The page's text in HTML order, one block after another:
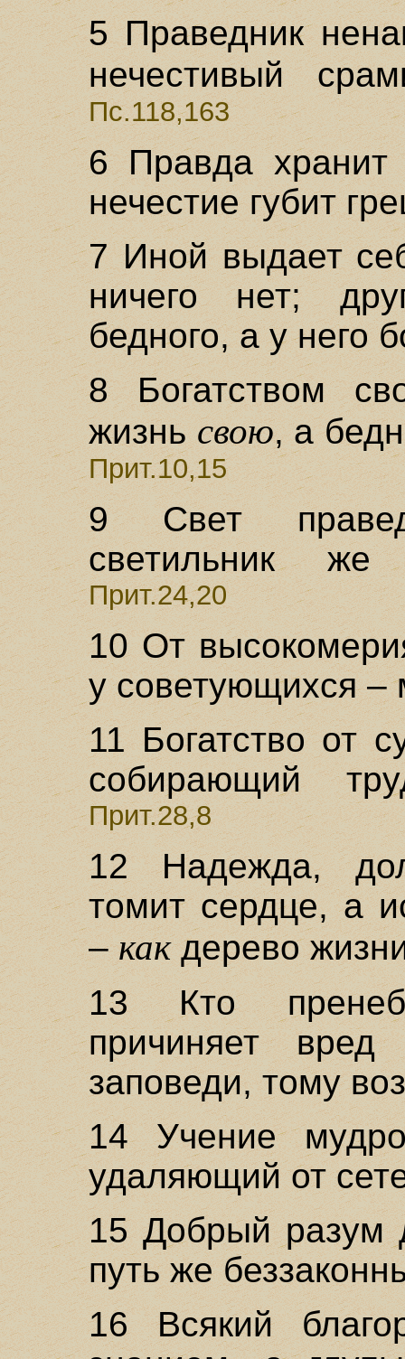
5 Праведник
нечестивый
Пс.118,163
6 Правда хранит
нечестие губит
7 Иной выдает
ничего нет;
бедного, а у него
8 Богатством
жизньсвою, а
Прит.10,15
9 Свет
светильник же
Прит.24,20
10 От
у советующихся –
11 Богатство от
собирающий
Прит.28,8
12 Надежда,
томит сердце, а
–какдерево
13 Кто
причиняет
заповеди, тому
14 Учение
удаляющий от
15 Добрый разум
путь же
16 Всякий